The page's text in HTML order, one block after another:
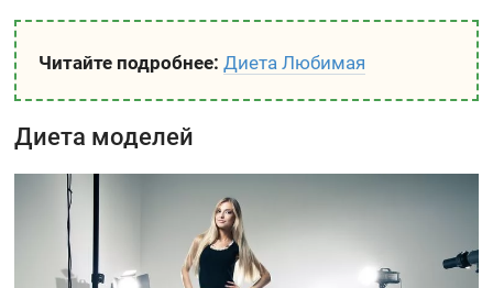
Читайте подробнее: Диета Любимая
Диета моделей